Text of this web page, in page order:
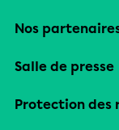
Nos
Salle de presse
Protection des